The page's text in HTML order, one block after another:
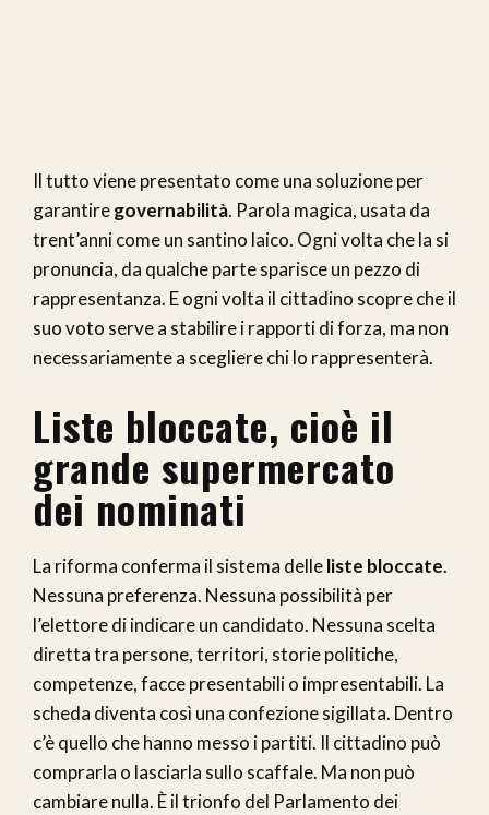
Il tutto viene presentato come una soluzione per
garantiregovernabilità. Parola magica, usata da
trent’anni come un santino laico. Ogni volta che la si
pronuncia, da qualche parte sparisce un pezzo di
rappresentanza. E ogni volta il cittadino scopre che il
suo voto serve a stabilire i rapporti di forza, ma non
necessariamente a scegliere chi lo rappresenterà.
Liste bloccate, cioè il
grande supermercato
dei nominati
La riforma conferma il sistema delleliste bloccate.
Nessuna preferenza. Nessuna possibilità per
l’elettore di indicare un candidato. Nessuna scelta
diretta tra persone, territori, storie politiche,
competenze, facce presentabili o impresentabili. La
scheda diventa così una confezione sigillata. Dentro
c’è quello che hanno messo i partiti. Il cittadino può
comprarla o lasciarla sullo scaffale. Ma non può
cambiare nulla. È il trionfo del Parlamento dei